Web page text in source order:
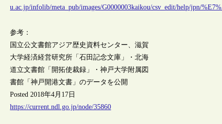
u.ac.jp/infolib/meta_pub/images/G0000003kaikou/csv_edit/help/jpn/
参考：
国立公文書館アジア歴史資料センター、滋賀
大学経済経営研究所「石田記念文庫」・北海
道立文書館「開拓使裁録」・神戸大学附属図
書館「神戸開港文書」のデータを公開
Posted 2018年4月17日
https://current.ndl.go.jp/node/35860